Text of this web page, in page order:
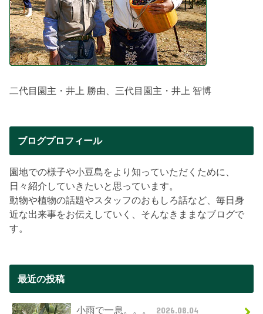
二代目園主・井上 勝由、三代目園主・井上 智博
ブログプロフィール
園地での様子や小豆島をより知っていただくために、
日々紹介していきたいと思っています。
動物や植物の話題やスタッフのおもしろ話など、毎日身
近な出来事をお伝えしていく、そんなきままなブログで
す。
最近の投稿
小雨で一息。。。 2026.08.04